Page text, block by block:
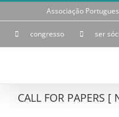
Skip
Associação
congresso ser
CALL FOR PAPERS